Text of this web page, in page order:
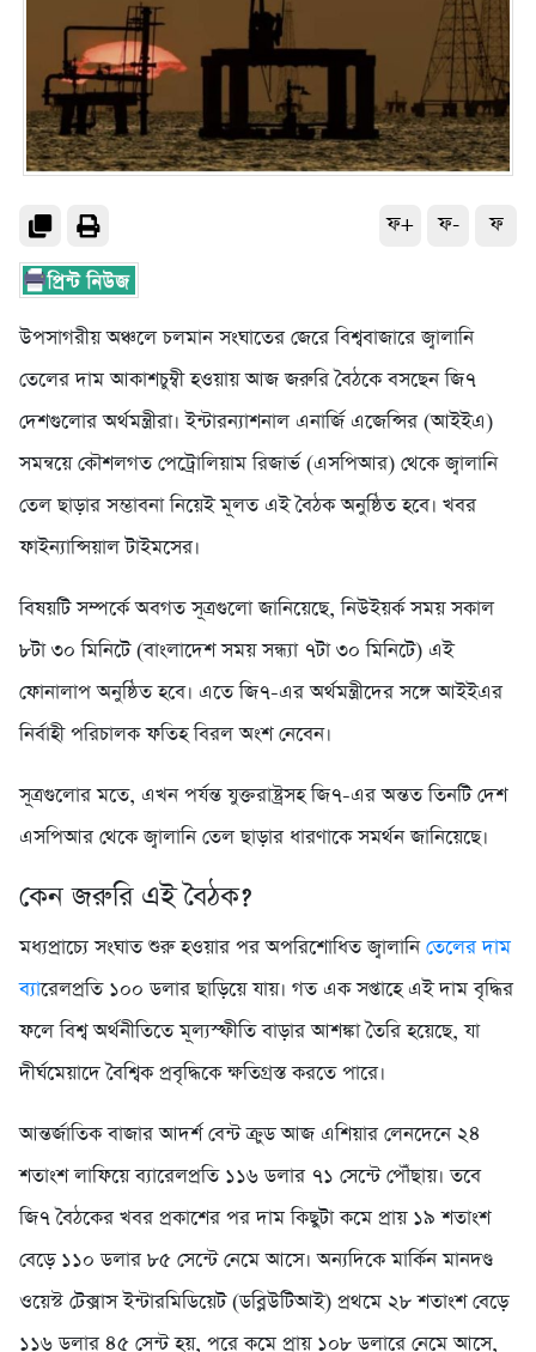
ফ+ ফ- ফ
উপসাগরীয় অঞ্চলে চলমান সংঘাতের জেরে বিশ্ববাজারে জ্বালানি
তেলের দাম আকাশচুম্বী হওয়ায় আজ জরুরি বৈঠকে বসছেন জি৭
দেশগুলোর অর্থমন্ত্রীরা। ইন্টারন্যাশনাল এনার্জি এজেন্সির (আইইএ)
সমন্বয়ে কৌশলগত পেট্রোলিয়াম রিজার্ভ (এসপিআর) থেকে জ্বালানি
তেল ছাড়ার সম্ভাবনা নিয়েই মূলত এই বৈঠক অনুষ্ঠিত হবে। খবর
ফাইন্যান্সিয়াল টাইমসের।
বিষয়টি সম্পর্কে অবগত সূত্রগুলো জানিয়েছে, নিউইয়র্ক সময় সকাল
৮টা ৩০ মিনিটে (বাংলাদেশ সময় সন্ধ্যা ৭টা ৩০ মিনিটে) এই
ফোনালাপ অনুষ্ঠিত হবে। এতে জি৭-এর অর্থমন্ত্রীদের সঙ্গে আইইএর
নির্বাহী পরিচালক ফতিহ বিরল অংশ নেবেন।
সূত্রগুলোর মতে, এখন পর্যন্ত যুক্তরাষ্ট্রসহ জি৭-এর অন্তত তিনটি দেশ
এসপিআর থেকে জ্বালানি তেল ছাড়ার ধারণাকে সমর্থন জানিয়েছে।
কেন জরুরি এই বৈঠক?
মধ্যপ্রাচ্যে সংঘাত শুরু হওয়ার পর অপরিশোধিত জ্বালানিতেলের দাম
ব্যারেলপ্রতি ১০০ ডলার ছাড়িয়ে যায়। গত এক সপ্তাহে এই দাম বৃদ্ধির
ফলে বিশ্ব অর্থনীতিতে মূল্যস্ফীতি বাড়ার আশঙ্কা তৈরি হয়েছে, যা
দীর্ঘমেয়াদে বৈশ্বিক প্রবৃদ্ধিকে ক্ষতিগ্রস্ত করতে পারে।
আন্তর্জাতিক বাজার আদর্শ বেন্ট ক্রুড আজ এশিয়ার লেনদেনে ২৪
শতাংশ লাফিয়ে ব্যারেলপ্রতি ১১৬ ডলার ৭১ সেন্টে পৌঁছায়। তবে
জি৭ বৈঠকের খবর প্রকাশের পর দাম কিছুটা কমে প্রায় ১৯ শতাংশ
বেড়ে ১১০ ডলার ৮৫ সেন্টে নেমে আসে। অন্যদিকে মার্কিন মানদণ্ড
ওয়েস্ট টেক্সাস ইন্টারমিডিয়েট (ডব্লিউটিআই) প্রথমে ২৮ শতাংশ বেড়ে
১১৬ ডলার ৪৫ সেন্ট হয়, পরে কমে প্রায় ১০৮ ডলারে নেমে আসে,